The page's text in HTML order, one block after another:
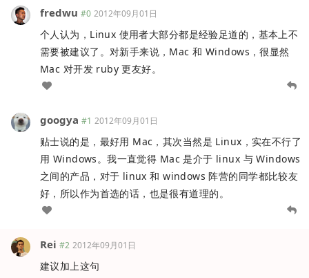
fredwu #0 2012年09月01日
个人认为，Linux 使用者大部分都是经验足道的，基本上不
需要被建议了。对新手来说，Mac 和 Windows，很显然
Mac 对开发 ruby 更友好。
googya #1 2012年09月01日
贴士说的是，最好用 Mac，其次当然是 Linux，实在不行了
用 Windows。我一直觉得 Mac 是介于 linux 与 Windows
之间的产品，对于 linux 和 windows 阵营的同学都比较友
好，所以作为首选的话，也是很有道理的。
Rei #2 2012年09月01日
建议加上这句